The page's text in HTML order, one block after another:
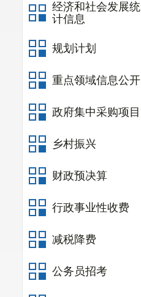
经济和社会发展统
计信息
规划计划
重点领域信息公开
政府集中采购项目
乡村振兴
财政预决算
行政事业性收费
减税降费
公务员招考